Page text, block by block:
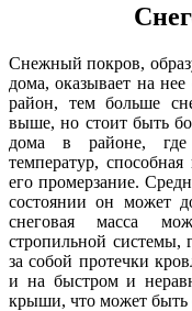
Снежный покров,
дома, оказывает на
район, тем больше
выше, но стоит быть
дома в районе, где
температур,
его промерзание.
состоянии он может
снеговая масса
стропильной системы,
за собой протечки
и на быстром и
крыши, что может быть